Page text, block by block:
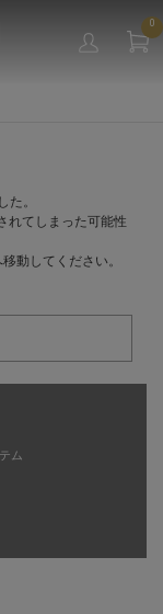
0
た。
れてしまった可能性
動してください。
ム